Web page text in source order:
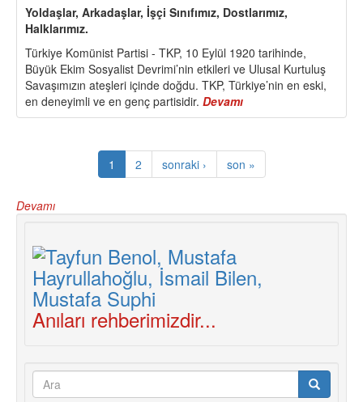
Yoldaşlar, Arkadaşlar, İşçi Sınıfımız, Dostlarımız,
Halklarımız.
Türkiye Komünist Partisi - TKP, 10 Eylül 1920 tarihinde,
Büyük Ekim Sosyalist Devrimi’nin etkileri ve Ulusal Kurtuluş
Savaşımızın ateşleri içinde doğdu. TKP, Türkiye’nin en eski,
en deneyimli ve en genç partisidir. Devamı
Türkiye
Partisi’nin
95.
Kuruluş
İşçi
Kutlu
1 2 sonraki › son »
Devamı
Anıları rehberimizdir...
Arama